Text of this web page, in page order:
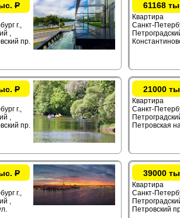
Р
г.,
,
пр.
61168
Квартира
Санкт-
Р
г.,
,
пр.
21000
Квартира
Санкт-
Петровская
Р
г.,
,
39000
Квартира
Санкт-
Петровский